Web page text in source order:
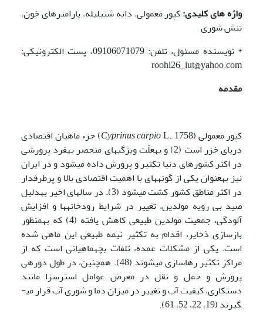
واژه های کلیدی:کپور معمولی، دانه شنبلیله، پارامترهای خون،
تنش شوری
* نویسنده مسئول، تلفن: 09106071079، پست الکترونیکی:
roohi26_iut@yahoo.com
مقدمه
کپور معمولی ( Cyprinus carpioL., 1758) جزء ماهیان اقتصادی
دریای خزر است (2) و به­علّت ویژگی­های منحصر به­فرد پرورشی
در اکثر کشورهای دنیا تکثیر و پرورش داده می­شود و در ایران
نیز به­عنوان یکی از گونه­های با اهمیت اقتصادی بالا و پرطرفدار
در اکثر مناطق کشور کشت می­شود (3). در سال­های اخیر به­دلیل
صید بی رویه مولدین، تغییر در شرایط رودخانه­ها و افزایش
آلودگی، جمعیت مولدین طبیعی کاهش یافته (4) که به­منظور
بازسازی ذخایر، اقدام به تکثیر نیمه طبیعی این ماهی شده
است. یکی از مشکلات عمده، تلفات بچه­ماهیانی است که از
مراکز تکثیر رهاسازی می­شوند (48). همچنین، در طول دوره­ی
پرورش و حمل و نقل در معرض عوامل استرس­زا مانند
دستکاری، کیفیت آب و تغییر در میزان دما و شوری آب قرار می­
گیرند (19، 22، 52، 61).